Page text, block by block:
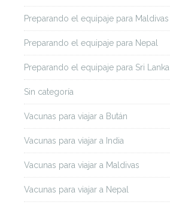
Preparando el equipaje para Maldivas
Preparando el equipaje para Nepal
Preparando el equipaje para Sri Lanka
Sin categoría
Vacunas para viajar a Bután
Vacunas para viajar a India
Vacunas para viajar a Maldivas
Vacunas para viajar a Nepal